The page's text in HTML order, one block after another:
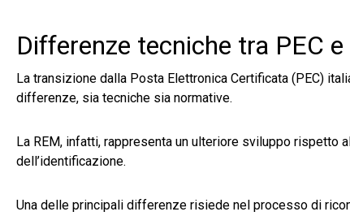
Differenze tecniche tra PEC e
La transizione dalla Posta Elettronica Certificata (PEC)
differenze, sia tecniche sia normative.
La REM, infatti, rappresenta un ulteriore sviluppo rispetto
dell’identificazione.
Una delle principali differenze risiede nel processo di